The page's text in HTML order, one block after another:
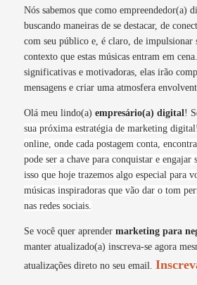
Nós sabemos que como empreendedor(a)
buscando maneiras de se destacar, de
com seu público e, é claro, de impulsionar
contexto que estas músicas entram em
significativas e motivadoras, elas irão
mensagens e criar uma atmosfera
Olá meu lindo(a) empresário(a) digital !
sua próxima estratégia de marketing
online, onde cada postagem conta,
pode ser a chave para conquistar e engajar
isso que hoje trazemos algo especial para
músicas inspiradoras que vão dar o tom
nas redes sociais.
Se você quer aprender marketing para
manter atualizado(a) inscreva-se agora
atualizações direto no seu email.